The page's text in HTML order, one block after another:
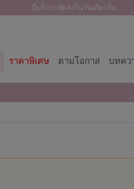
มีบริการจัดส่งในวันเดียวกัน
ราคาพิเศษ ตามโอกาส บทคว